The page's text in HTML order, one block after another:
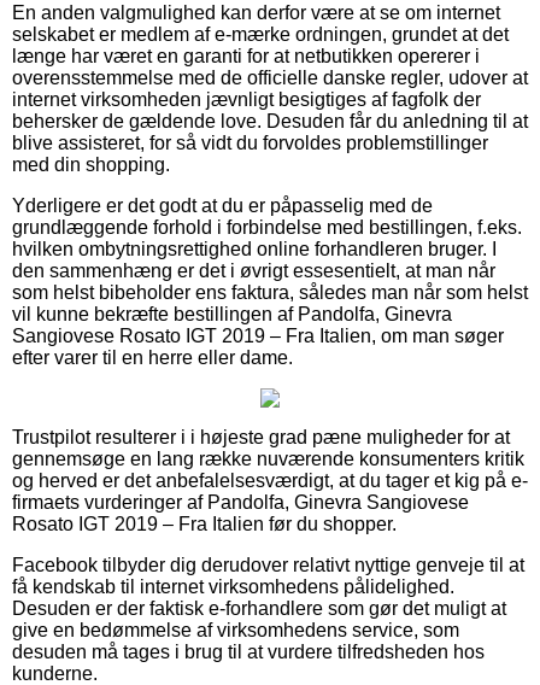
En anden valgmulighed kan derfor være at se om internet
selskabet er medlem af e-mærke ordningen, grundet at det
længe har været en garanti for at netbutikken opererer i
overensstemmelse med de officielle danske regler, udover at
internet virksomheden jævnligt besigtiges af fagfolk der
behersker de gældende love. Desuden får du anledning til at
blive assisteret, for så vidt du forvoldes problemstillinger
med din shopping.
Yderligere er det godt at du er påpasselig med de
grundlæggende forhold i forbindelse med bestillingen, f.eks.
hvilken ombytningsrettighed online forhandleren bruger. I
den sammenhæng er det i øvrigt essesentielt, at man når
som helst bibeholder ens faktura, således man når som helst
vil kunne bekræfte bestillingen af Pandolfa, Ginevra
Sangiovese Rosato IGT 2019 – Fra Italien, om man søger
efter varer til en herre eller dame.
Trustpilot resulterer i i højeste grad pæne muligheder for at
gennemsøge en lang række nuværende konsumenters kritik
og herved er det anbefalelsesværdigt, at du tager et kig på e-
firmaets vurderinger af Pandolfa, Ginevra Sangiovese
Rosato IGT 2019 – Fra Italien før du shopper.
Facebook tilbyder dig derudover relativt nyttige genveje til at
få kendskab til internet virksomhedens pålidelighed.
Desuden er der faktisk e-forhandlere som gør det muligt at
give en bedømmelse af virksomhedens service, som
desuden må tages i brug til at vurdere tilfredsheden hos
kunderne.